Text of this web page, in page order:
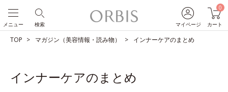
マイページ
0
カート
検索
メニュー
TOP マガジン（美容情報・読み物） インナーケアのまとめ
インナーケアのまとめ